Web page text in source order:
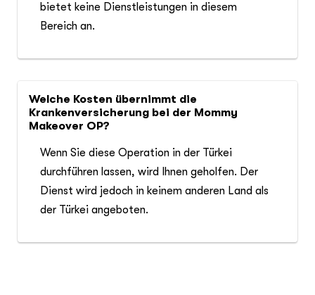
bietet keine Dienstleistungen in diesem
Bereich an.
Welche Kosten übernimmt die
Krankenversicherung bei der Mommy
Makeover OP?
Wenn Sie diese Operation in der Türkei
durchführen lassen, wird Ihnen geholfen. Der
Dienst wird jedoch in keinem anderen Land als
der Türkei angeboten.